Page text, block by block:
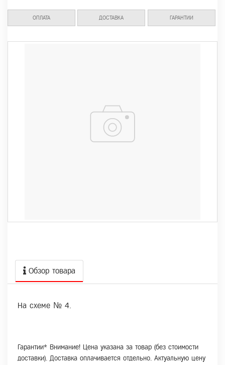
ОПЛАТА ДОСТАВКА ГАРАНТИИ
Обзор товара
На схеме № 4.
Гарантии* Внимание! Цена указана за товар (без стоимости
доставки). Доставка оплачивается отдельно. Актуальную цену